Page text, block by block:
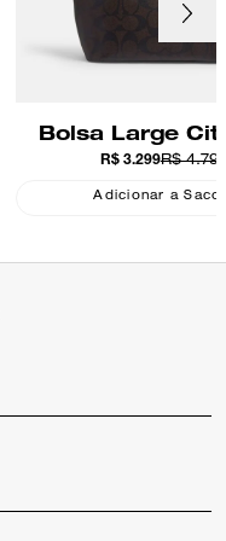
Bolsa Large
Maxi Signature
R$
R$ 3.299
Adicionar a